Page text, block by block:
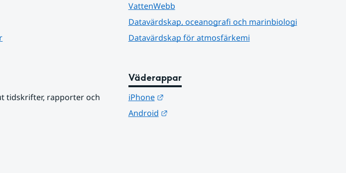
VattenWebb
Datavärdskap, oceanografi och marinbiologi
Datavärdskap för atmosfärkemi
tidskrifter, rapporter och
Väderappar
iPhone
Länk till annan webbplats.
Android
Länk till annan webbplats.